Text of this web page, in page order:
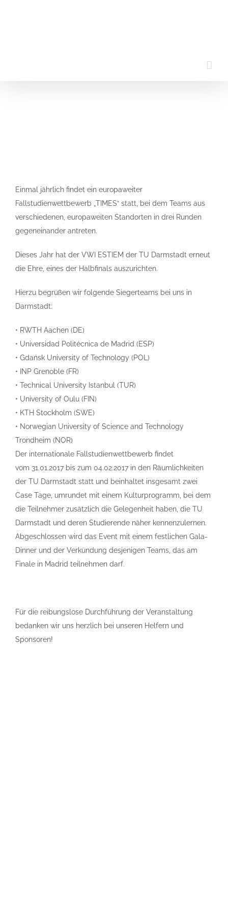
Einmal jährlich findet ein europaweiter
Fallstudienwettbewerb „TIMES“ statt, bei dem Teams aus
verschiedenen, europaweiten Standorten in drei Runden
gegeneinander antreten.
Dieses Jahr hat der VWI ESTIEM der TU Darmstadt erneut
die Ehre, eines der Halbfinals auszurichten.
Hierzu begrüßen wir folgende Siegerteams bei uns in
Darmstadt:
• RWTH Aachen (DE)
• Universidad Politécnica de Madrid (ESP)
• Gdańsk University of Technology (POL)
•
INP Grenoble (FR)
• Technical University Istanbul (TUR)
• University of Oulu (FIN)
• KTH Stockholm (SWE)
• Norwegian University of Science and Technology
Trondheim (NOR)
Der internationale Fallstudienwettbewerb findet
vom 31.01.2017 bis zum 04.02.2017 in den Räumlichkeiten
der TU Darmstadt statt und beinhaltet insgesamt zwei
Case Tage, umrundet mit einem Kulturprogramm, bei dem
die Teilnehmer zusätzlich die Gelegenheit haben, die TU
Darmstadt und deren Studierende näher kennenzulernen.
Abgeschlossen wird das Event mit einem festlichen Gala-
Dinner und der Verkündung desjenigen Teams, das am
Finale in Madrid teilnehmen darf.
Für die reibungslose Durchführung der Veranstaltung
bedanken wir uns herzlich bei unseren Helfern und
Sponsoren!